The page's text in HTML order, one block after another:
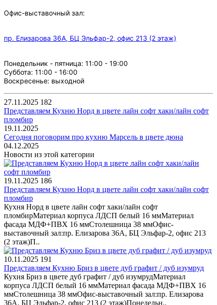
Офис-выставочный зал:
пр. Елизарова 36А, БЦ Эльфар-2, офис 213 (2 этаж)
Понедельник - пятница: 11:00 - 19:00
Суббота: 11:00 - 16:00
Воскресенье: выходной
27.11.2025 182
Представляем Кухню Норд в цвете лайн софт хаки/лайн софт
пломбир
19.11.2025
Сегодня поговорим про кухню Марсель в цвете дюна
04.12.2025
Новости из этой категории
19.11.2025 186
Представляем Кухню Норд в цвете лайн софт хаки/лайн софт
пломбир
Кухня Норд в цвете лайн софт хаки/лайн софт
пломбирМатериал корпуса ЛДСП белый 16 ммМатериал
фасада МДФ+ПВХ 16 ммСтолешница 38 ммОфис-
выставочный зал:пр. Елизарова 36А, БЦ Эльфар-2, офис 213
(2 этаж)П..
10.11.2025 191
Представляем Кухню Бриз в цвете дуб графит / дуб изумруд
Кухня Бриз в цвете дуб графит / дуб изумрудМатериал
корпуса ЛДСП белый 16 ммМатериал фасада МДФ+ПВХ 16
ммСтолешница 38 ммОфис-выставочный зал:пр. Елизарова
36А, БЦ Эльфар-2, офис 213 (2 этаж)Понедельн..